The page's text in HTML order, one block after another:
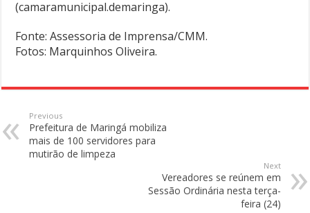
(camaramunicipal.demaringa).
Fonte: Assessoria de Imprensa/CMM.
Fotos: Marquinhos Oliveira.
Previous
Prefeitura de Maringá mobiliza
mais de 100 servidores para
mutirão de limpeza
Next
Vereadores se reúnem em
Sessão Ordinária nesta terça-
feira (24)